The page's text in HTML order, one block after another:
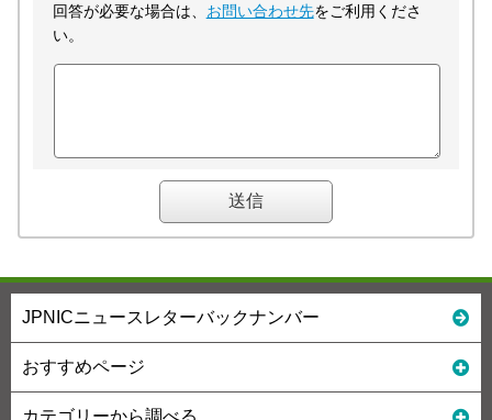
回答が必要な場合は、 お問い合わせ先をご利用くださ
い。
JPNICニュースレターバックナンバー
おすすめページ